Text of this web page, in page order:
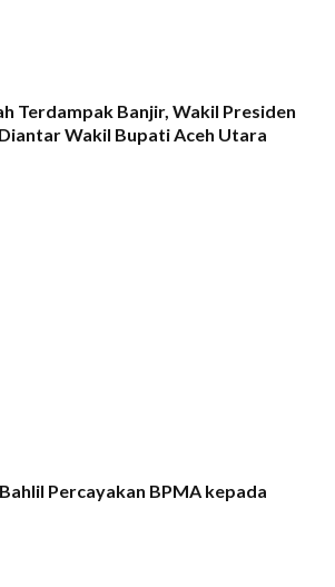
Terdampak Banjir, Wakil Presiden
Wakil Bupati Aceh Utara
Percayakan BPMA kepada